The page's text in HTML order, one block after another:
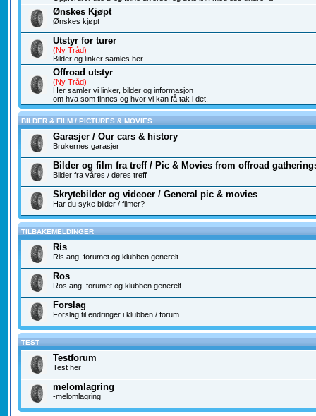
Ønskes Kjøpt
Ønskes kjøpt
Utstyr for turer
(Ny Tråd)
Bilder og linker samles her.
Offroad utstyr
(Ny Tråd)
Her samler vi linker, bilder og informasjon
om hva som finnes og hvor vi kan få tak i det.
BILDER & FILM / PICTURES & MOVIES
Garasjer / Our cars & history
Brukernes garasjer
Bilder og film fra treff / Pic & Movies from offroad
Bilder fra våres / deres treff
Skrytebilder og videoer / General pic & movies
Har du syke bilder / filmer?
TILBAKEMELDINGER
Ris
Ris ang. forumet og klubben generelt.
Ros
Ros ang. forumet og klubben generelt.
Forslag
Forslag til endringer i klubben / forum.
TEST
Testforum
Test her
melomlagring
-melomlagring